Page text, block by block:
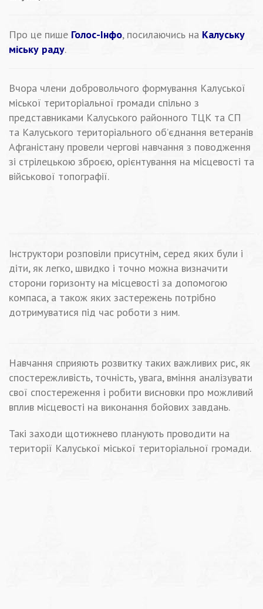
Про це пише Голос-Інфо, посилаючись на Калуську
міську раду.
Вчора члени добровольчого формування Калуської
міської територіальної громади спільно з
представниками Калуського районного ТЦК та СП
та Калуського територіального об’єднання ветеранів
Афганістану провели чергові навчання з поводження
зі стрілецькою зброєю, орієнтування на місцевості та
військової топографії.
Інструктори розповіли присутнім, серед яких були і
діти, як легко, швидко і точно можна визначити
сторони горизонту на місцевості за допомогою
компаса, а також яких застережень потрібно
дотримуватися під час роботи з ним.
Навчання сприяють розвитку таких важливих рис, як
спостережливість, точність, увага, вміння аналізувати
свої спостереження і робити висновки про можливий
вплив місцевості на виконання бойових завдань.
Такі заходи щотижнево планують проводити на
території Калуської міської територіальної громади.